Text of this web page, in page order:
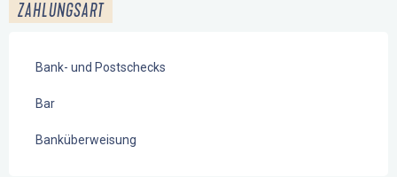
ZAHLUNGSART
Bank- und Postschecks
Bar
Banküberweisung